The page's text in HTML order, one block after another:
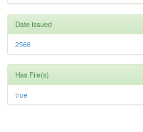
Date issued
2566
Has File(s)
true